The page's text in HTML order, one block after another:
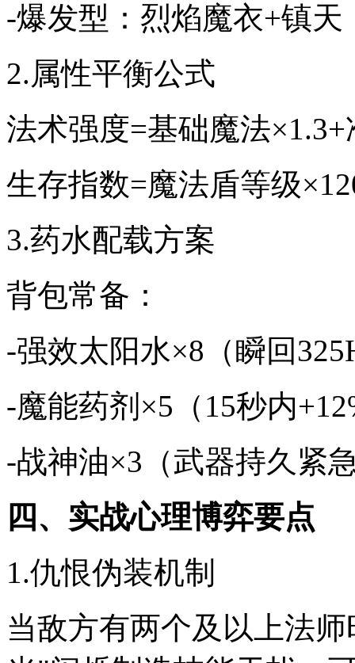
-爆发型：烈焰魔衣+镇
2.属性平衡公式
法术强度=基础魔法
生存指数=魔法盾等级
3.药水配载方案
背包常备：
-强效太阳水×8（瞬回
-魔能药剂×5（15秒内
-战神油×3（武器持久紧
四、实战心理博弈要点
1.仇恨伪装机制
当敌方有两个及以上法